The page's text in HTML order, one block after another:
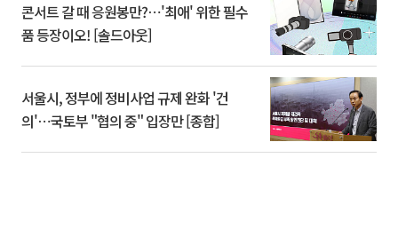
콘서트 갈 때 응원봉만?⋯'최애' 위한 필수
품 등장이오! [솔드아웃]
서울시, 정부에 정비사업 규제 완화 '건
의'⋯국토부 "협의 중" 입장만 [종합]